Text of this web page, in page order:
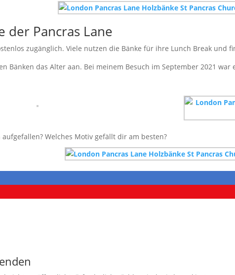
der Pancras Lane
zugänglich. Viele nutzen die Bänke für ihre Lunch Break
Bänken das Alter aan. Bei meinem Besuch im September 2021
Welches Motiv gefällt dir am besten?